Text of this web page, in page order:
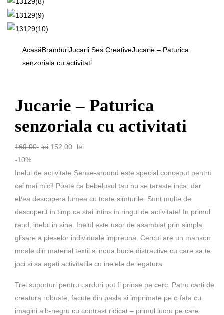
AcasăBranduriJucarii Ses CreativeJucarie – Paturica
senzoriala cu activitati
Jucarie – Paturica
senzoriala cu activitati
169.00 lei Prețul
a
fost:
169.00 lei.
152.00 lei
este:
152.00 lei.
-10%
Inelul de activitate Sense-around este special conceput pentru
cei mai mici! Poate ca bebelusul tau nu se taraste inca, dar
el/ea descopera lumea cu toate simturile. Sunt multe de
descoperit in timp ce stai intins in ringul de activitate! In primul
rand, inelul in sine. Inelul este usor de asamblat prin simpla
glisare a pieselor individuale impreuna. Cercul are un manson
moale din material textil si noua bucle distractive cu care sa te
joci si sa agati activitatile cu inelele de legatura.
Trei suporturi pentru carduri pot fi prinse pe cerc. Patru carti de
creatura robuste, facute din pasla si imprimate pe o fata cu
imagini alb-negru cu contrast ridicat – primul lucru pe care